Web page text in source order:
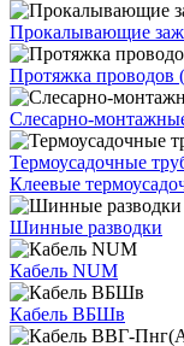
Прокалывающие
Протяжка проводов
Слесарно-
Термоусадочные
Клеевые
Шинные разводки
Кабель NUM
Кабель ВБШв